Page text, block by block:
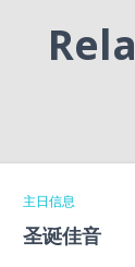
主日信息
圣诞佳音